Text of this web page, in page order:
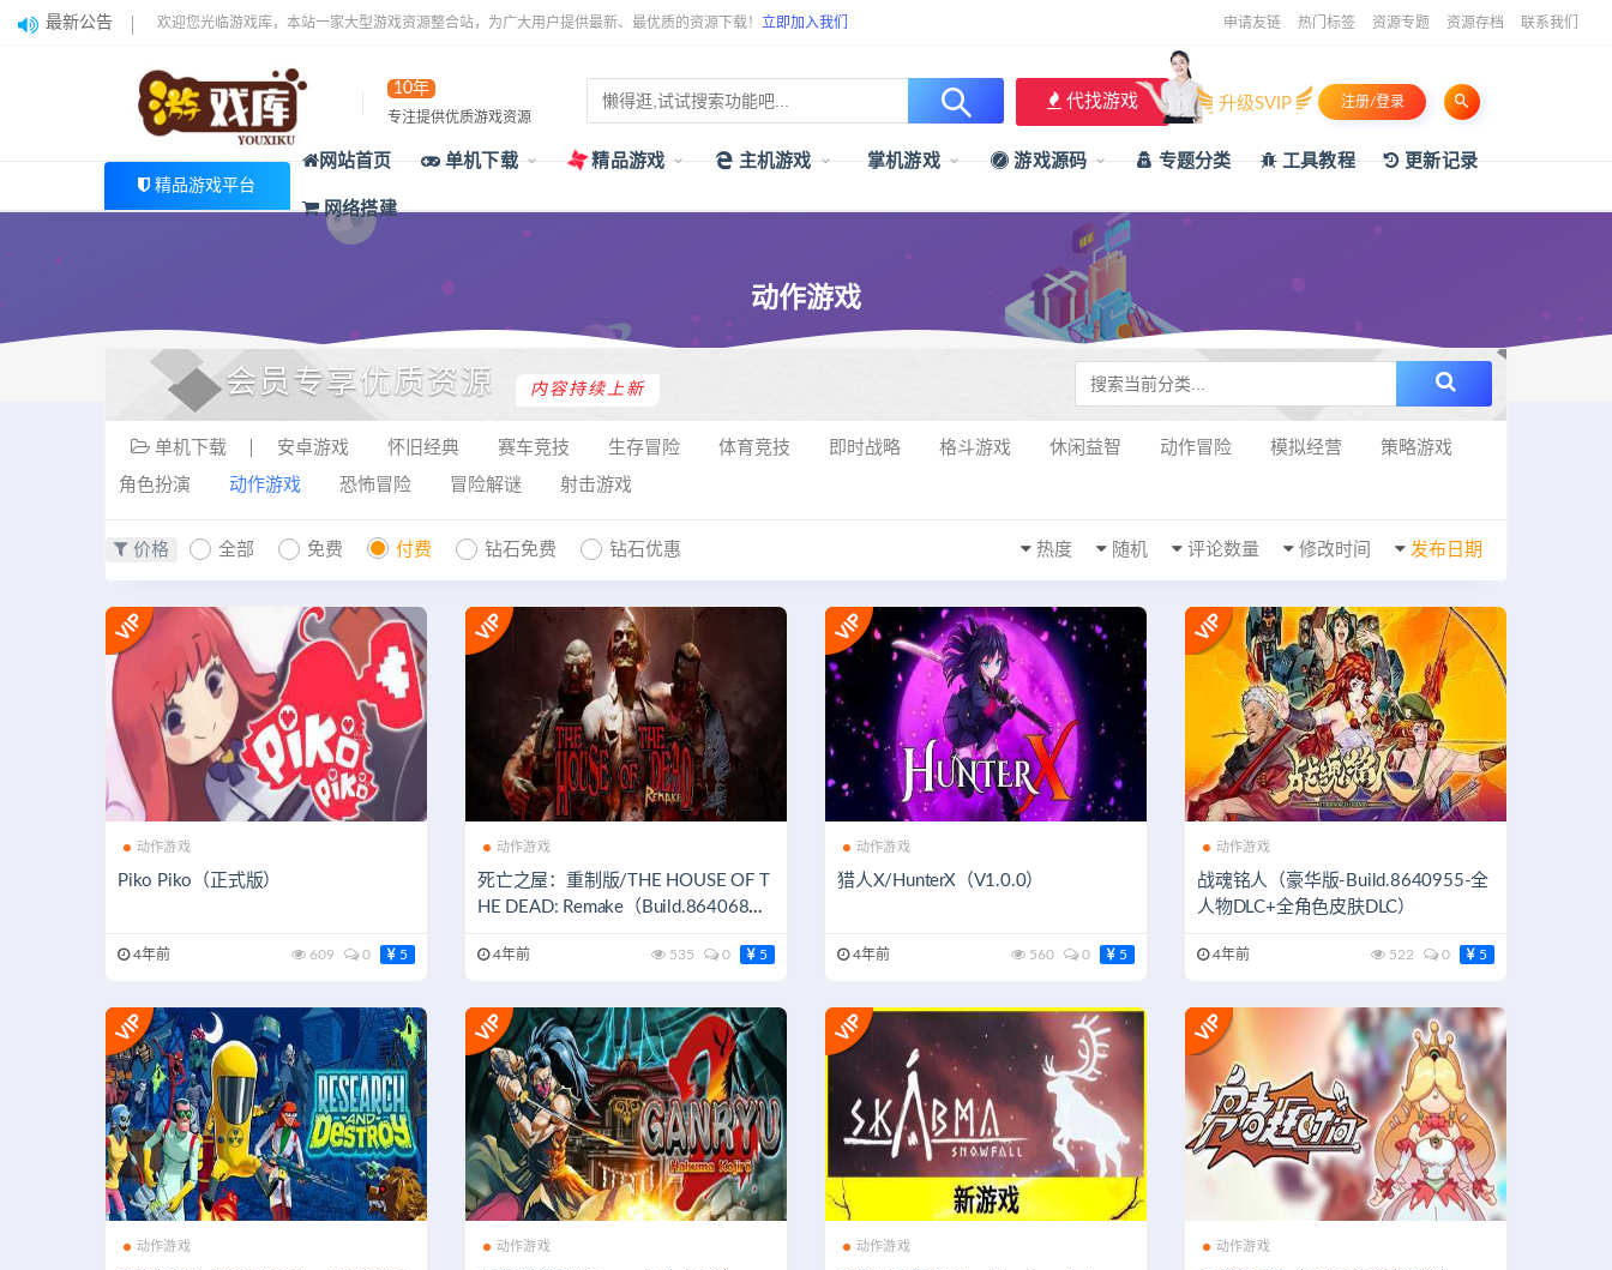
最新公告 欢迎您光临游戏库，本站一家大型游戏资源整合站，为广大用户提供最新、最优质的资源下载！ 立即加入我们 申请友链 热门标签 资源专题 资源存档 联系我们
10年
专注提供优质游戏资源
代找游戏 升级SVIP 注册/登录
精品游戏平台
网站首页 单机下载 精品游戏 主机游戏 掌机游戏 游戏源码 专题分类 工具教程 更新记录
网络搭建
动作游戏
会员专享优质资源 内容持续上新
单机下载 安卓游戏 怀旧经典 赛车竞技 生存冒险 体育竞技 即时战略 格斗游戏 休闲益智 动作冒险 模拟经营 策略游戏
角色扮演 动作游戏 恐怖冒险 冒险解谜 射击游戏
价格 全部 免费 付费 钻石免费 钻石优惠 发布日期
修改时间
评论数量
随机
热度
动作游戏
Piko Piko（正式版）
4年前 609 0 5
动作游戏
死亡之屋：重制版/THE HOUSE OF T
HE DEAD: Remake（Build.864068
4年前 535 0 5
动作游戏
猎人X/HunterX（V1.0.0）
4年前 560 0 5
动作游戏
战魂铭人（豪华版-Build.8640955-全
人物DLC+全角色皮肤DLC）
4年前 522 0 5
动作游戏 动作游戏 动作游戏 动作游戏